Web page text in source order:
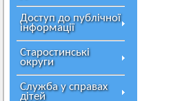
Доступ до публічної
інформації
Старостинські
округи
Служба у справах
дітей